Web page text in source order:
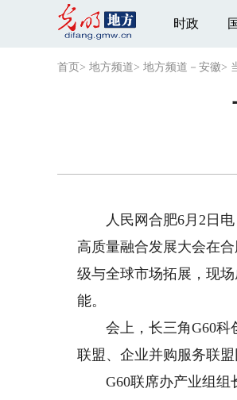
时政
首页 > 地方频道> 地方频道－安徽>
人民网合肥6月2日电
高质量融合发展大会在
级与全球市场拓展，现
能。
会上，长三角G60科创
联盟、企业并购服务联盟
G60联席办产业组组